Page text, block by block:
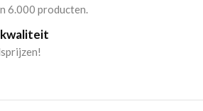
6.000 producten.
kwaliteit